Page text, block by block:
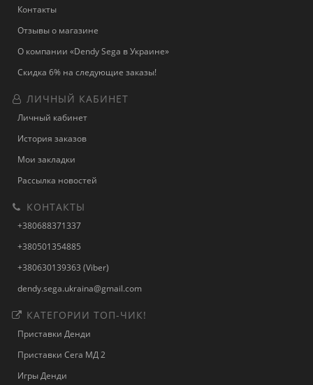
Контакты
Отзывы о магазине
О компании «Dendy Sega в Украине»
Скидка 6% на следующие заказы!
ЛИЧНЫЙ КАБИНЕТ
Личный кабинет
История заказов
Мои закладки
Рассылка новостей
КОНТАКТЫ
+380688371337
+380501354885
+380630139363 (Viber)
dendy.sega.ukraina@gmail.com
КАТЕГОРИИ ТОП-ЧИК!
Приставки Денди
Приставки Сега МД 2
Игры Денди